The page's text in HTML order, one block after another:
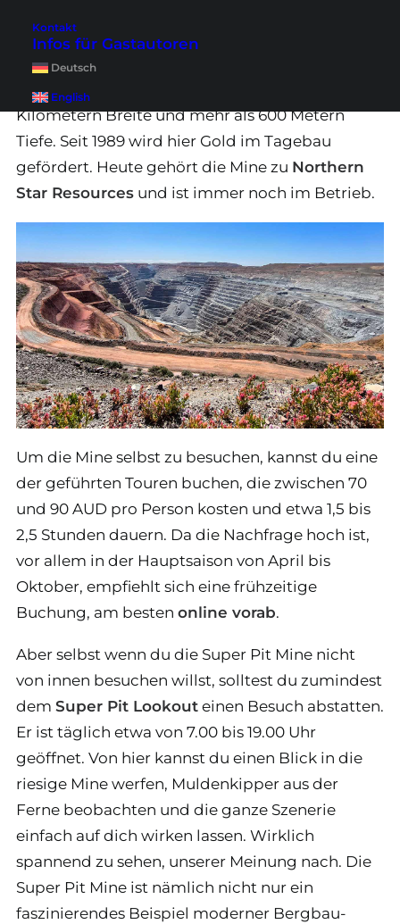
Kontakt
Infos für Gastautoren
Deutsch
English
der größten Goldminen Australiens und
beeindruckt mit ihren gigantischen
Dimensionen von rund 3,5 Kilometern Länge, 1,5
Kilometern Breite und mehr als 600 Metern
Tiefe. Seit 1989 wird hier Gold im Tagebau
gefördert. Heute gehört die Mine zu Northern
Star Resources und ist immer noch im Betrieb.
Um die Mine selbst zu besuchen, kannst du eine
der geführten Touren buchen, die zwischen 70
und 90 AUD pro Person kosten und etwa 1,5 bis
2,5 Stunden dauern. Da die Nachfrage hoch ist,
vor allem in der Hauptsaison von April bis
Oktober, empfiehlt sich eine frühzeitige
Buchung, am besten online vorab.
Aber selbst wenn du die Super Pit Mine nicht
von innen besuchen willst, solltest du zumindest
dem Super Pit Lookout einen Besuch abstatten.
Er ist täglich etwa von 7.00 bis 19.00 Uhr
geöffnet. Von hier kannst du einen Blick in die
riesige Mine werfen, Muldenkipper aus der
Ferne beobachten und die ganze Szenerie
einfach auf dich wirken lassen. Wirklich
spannend zu sehen, unserer Meinung nach. Die
Super Pit Mine ist nämlich nicht nur ein
faszinierendes Beispiel moderner Bergbau-